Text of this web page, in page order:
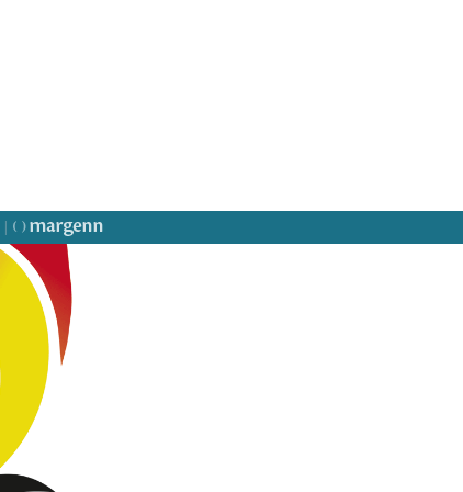
|